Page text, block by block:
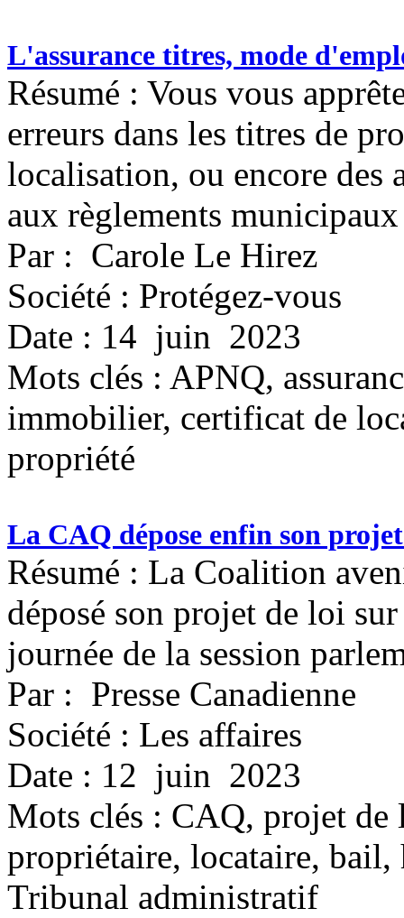
L'assurance titres, mode
Résumé : Vous vous
erreurs dans les titres de
localisation, ou encore des
aux règlements
Par : Carole Le Hirez
Société : Protégez-vous
Date : 14 juin 2023
Mots clés : APNQ,
immobilier, certificat de
propriété
La CAQ dépose enfin son
Résumé : La Coalition
déposé son projet de loi
journée de la session
Par : Presse Canadienne
Société : Les affaires
Date : 12 juin 2023
Mots clés : CAQ, projet de
propriétaire, locataire, bail,
Tribunal administratif